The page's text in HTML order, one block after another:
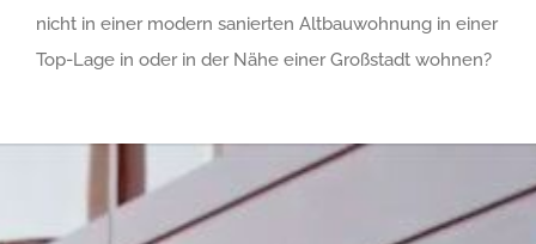
nicht in einer modern sanierten Altbauwohnung in einer
Top-Lage in oder in der Nähe einer Großstadt wohnen?